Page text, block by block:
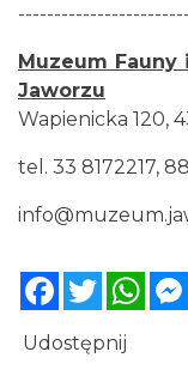
Muzeum
Jaworzu
Wapienicka 120,
tel. 33 8172217,
FacebookTwitter
Udostępnij